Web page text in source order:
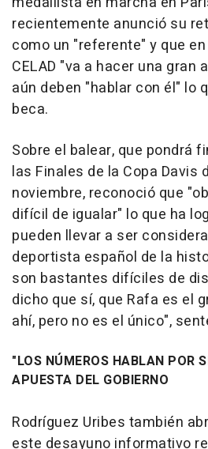
recientemente anunció su
como un "referente" y que
CELAD "va a hacer una gran
aún deben "hablar con él" lo
beca.
Sobre el balear, que pondrá
las Finales de la Copa Davis
noviembre, reconoció que
difícil de igualar" lo que ha
pueden llevar a ser
deportista español de la
son bastantes difíciles de
dicho que sí, que Rafa es el
ahí, pero no es el único",
"LOS NÚMEROS HABLAN POR
APUESTA DEL GOBIERNO
Rodríguez Uribes también
este desayuno informativo